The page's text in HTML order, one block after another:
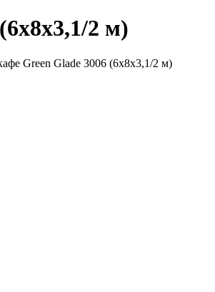
2 м)
Green Glade 3006 (6x8x3,1/2 м)